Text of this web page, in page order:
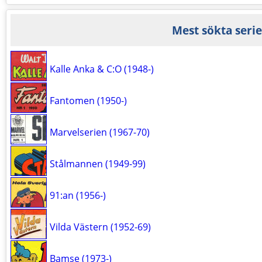
Mest sökta
Kalle Anka & C:O (1948-)
Fantomen (1950-)
Marvelserien (1967-70)
Stålmannen (1949-99)
91:an (1956-)
Vilda Västern (1952-69)
Bamse (1973-)